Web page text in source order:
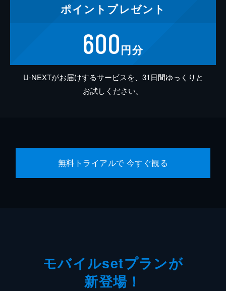
ポイント プレゼント
600円分
U-NEXTがお届けするサービスを、31日間ゆっくりと
お試しください。
無料トライアルで 今すぐ観る
モバイルsetプランが
新登場！